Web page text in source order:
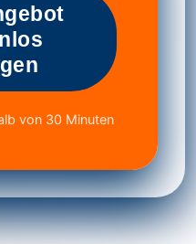
von 30 Minuten